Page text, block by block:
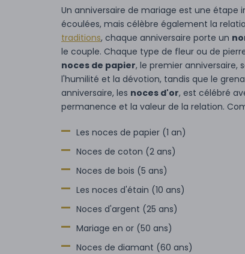
Un anniversaire de mariage est une
écoulées, mais célèbre également la
traditions, chaque anniversaire porte un
le couple. Chaque type de fleur ou de
noces de papier, le premier
l'humilité et la dévotion, tandis que le
anniversaire, les noces d'or, est célébré
permanence et la valeur de la relation.
Les noces de papier (1 an)
Noces de coton (2 ans)
Noces de bois (5 ans)
Les noces d'étain (10 ans)
Noces d'argent (25 ans)
Mariage en or (50 ans)
Noces de diamant (60 ans)